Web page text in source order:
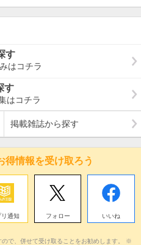
す
はコチラ
す
はコチラ
掲載雑誌から探す
得情報を受け取ろう
リ通知 フォロー いいね
で、併せて受け取ることをお勧めします。 ※